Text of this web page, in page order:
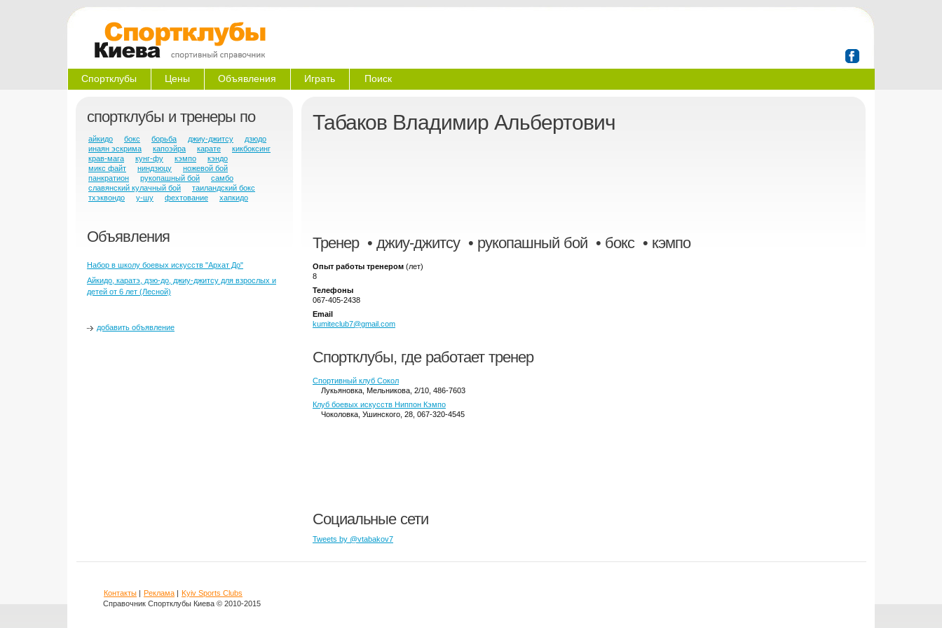
Спортклубы Цены Объявления Играть Поиск
спортклубы и тренеры по
айкидо бокс борьба джиу-джитсу
дзюдо
инаян эскрима
капоэйра карате
кикбоксинг
крав-мага
кунг-фу кэмпо
кэндо
микс файт
ниндзюцу
ножевой бой
панкратион
рукопашный бой
самбо
славянский кулачный бой
таиландский бокс
тхэквондо
у-шу фехтование хапкидо
Объявления
Набор в школу боевых искусств "Архат До"
Айкидо, каратэ, дзю-до, джиу-джитсу для взрослых и
детей от 6 лет (Лесной)
добавить объявление
Табаков Владимир Альбертович
Тренер• джиу-джитсу • рукопашный бой • бокс • кэмпо
Опыт работы тренером (лет)
8
Телефоны
067-405-2438
Email
kumiteclub7@gmail.com
Спортклубы, где работает тренер
Спортивный клуб Сокол
Лукьяновка , Мельникова, 2/10, 486-7603
Клуб боевых искусств Ниппон Кэмпо
Чоколовка , Ушинского, 28, 067-320-4545
Социальные сети
Tweets by @vtabakov7
Контакты | Реклама | Kyiv Sports Clubs
Справочник Спортклубы Киева © 2010-2015